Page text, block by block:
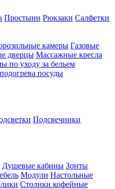
Простыни Рюкзаки Салфетки
камеры Газовые
дверцы Массажные кресла
по уходу за бельем
посуды
Подсвечники
Душевые кабины Зонты
Модули Настольные
Столики кофейные